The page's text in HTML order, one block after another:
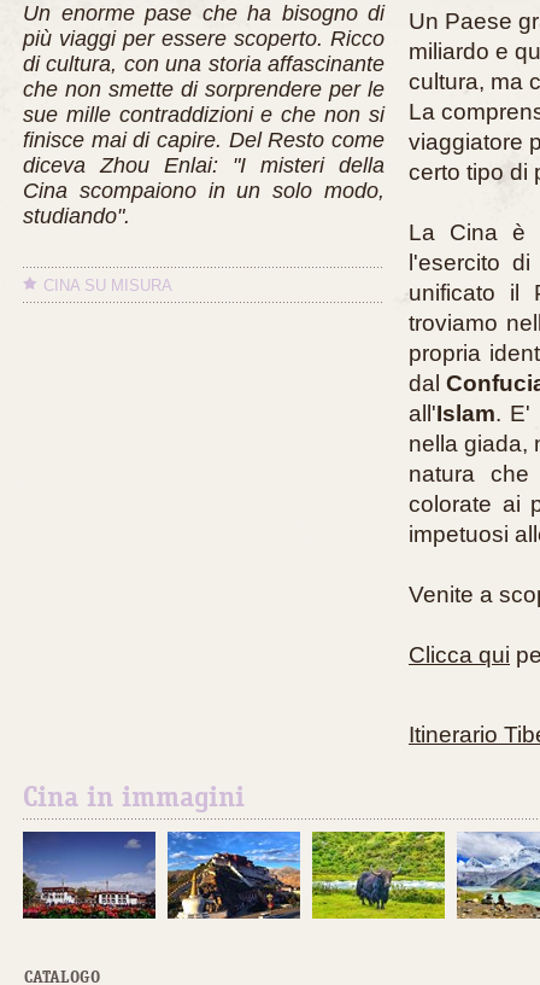
Un enorme pase che ha bisogno di
più viaggi per essere scoperto. Ricco
di cultura, con una storia affascinante
che non smette di sorprendere per le
sue mille contraddizioni e che non si
finisce mai di capire. Del Resto come
diceva Zhou Enlai: "I misteri della
Cina scompaiono in un solo modo,
studiando".
CINA SU MISURA
Un Paese
miliardo e
cultura, ma
La
viaggiatore
certo tipo di
La Cina
l'esercito
unificato il
troviamo
propria
dal
all'Islam. E'
nella giada,
natura che
colorate ai
impetuosi
Venite a
Clicca qui
Itinerario
Cina in immagini
CATALOGO